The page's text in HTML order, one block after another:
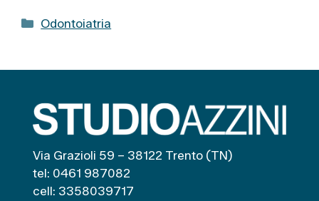
C
e
o
r
e
Odontoiatria
Via Grazioli 59 – 38122 Trento (TN)
tel: 0461 987082
cell: 3358039717